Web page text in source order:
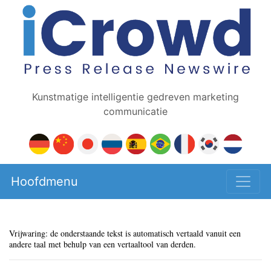
Kunstmatige intelligentie gedreven marketing
communicatie
Hoofdmenu
Vrijwaring: de onderstaande tekst is automatisch vertaald vanuit een
andere taal met behulp van een vertaaltool van derden.